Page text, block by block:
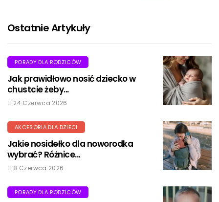
Ostatnie Artykuły
PORADY DLA RODZICÓW
Jak prawidłowo nosić dziecko w
chustcie żeby...
24 Czerwca 2026
AKCESORIA DLA DZIECI
Jakie nosidełko dla noworodka
wybrać? Różnice...
8 Czerwca 2026
PORADY DLA RODZICÓW